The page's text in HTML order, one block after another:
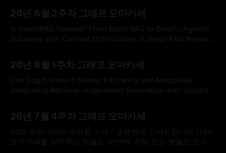
26년 8월 2주차 그래프 오마카세
Is GraphRAG Needed? From Basic RAG to Graph-/Agentic
Solutions with Context Optimization Is GraphRAG Needed?
OptimizationLong Chen, Ryan Razkenari, Yuxuan Zhou,
Yuan Tian, Rahul Ghosh, Venkatesh Pappakrishnan, Disha
Ahuja, Vidya Sagar Ravipati. Proceedings of the Fifth
Workshop on Generation, Evaluation
26년 8월 1주차 그래프 오마카세
Use Graph When It Needs: Efficiently and Adaptively
Integrating Retrieval-Augmented Generation with Graphs
Integrating Retrieval-Augmented Generation with
GraphsLarge language models (LLMs) often struggle with
knowledge-intensive tasks due to hallucinations and
outdated parametric knowledge. While Retrieval-
26년 7월 4주차 그래프 오마카세
GUG 커뮤니티의 반가운 소식 * 오랜만에 인사드립니다 ! 다시
오마카세를 찾아주신 분들도, 이번에 처음 오신 분들도 모두